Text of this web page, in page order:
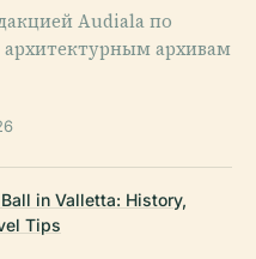
Audiala по
архивам
in Valletta: History,
Tips